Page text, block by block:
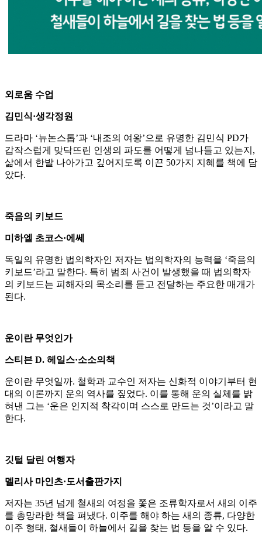
외로움 수업
김민식·생각정원
드라마 ‘뉴논스톱’과 ‘내조의 여왕’으로 유명한 김민식 PD가
갑작스럽게 맞닥뜨린 인생의 파도를 어떻게 넘나들고 있는지,
삶에서 한발 나아가고 깊어지도록 이끈 50가지 지혜를 책에 담
았다.
죽음의 키보드
미하엘 초코스·에쎄
독일의 유명한 법의학자인 저자는 법의학자의 능력을 ‘죽음의
키보드’라고 말한다. 특히 범죄 사건이 발생했을 때 법의학자
의 키보드는 피해자의 목소리를 듣고 전달하는 주요한 매개가
된다.
운이란 무엇인가
스티븐 D. 헤일스·소소의책
운이란 무엇일까. 철학과 교수인 저자는 신화적 이야기부터 현
대의 이론까지 운의 역사를 짚었다. 이를 통해 운의 실체를 밝
혀낸 그는 ‘운은 인지적 착각이며 스스로 만드는 것’이라고 말
한다.
깃털 달린 여행자
멜리사 마인츠·도서출판가지
저자는 35년 넘게 철새의 여정을 쫓은 조류학자로서 새의 이주
를 총망라한 책을 펴냈다. 이주를 해야 하는 새의 종류, 다양한
이주 형태, 철새들이 하늘에서 길을 찾는 법 등을 알 수 있다.